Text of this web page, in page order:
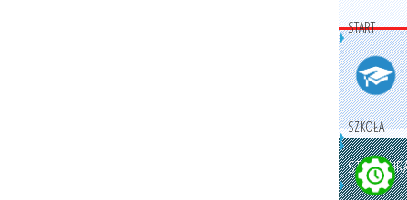
START
SZKOŁA